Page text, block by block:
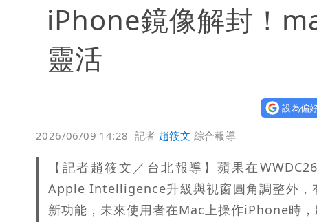
iPhone鏡像解封！
靈活
設為偏好
2026/06/09 14:28 記者 趙筱文 綜合報導
【記者趙筱文／台北報導】蘋果在
Apple Intelligence升級與視窗圓角調整外，
新功能，未來使用者在Mac上操作iPhone時